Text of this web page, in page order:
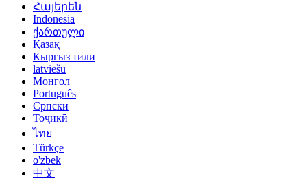
Հայերեն
Indonesia
ქართული
Қазақ
Кыргыз тили
latviešu
Монгол
Português
Српски
Тоҷикӣ
ไทย
Türkçe
o'zbek
中文